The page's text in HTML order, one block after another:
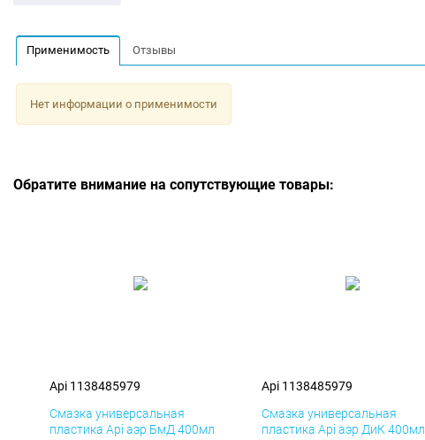
Применимость Отзывы
Нет информации о применимости
Обратите внимание на сопутствующие товары:
Api 1138485979
Смазка универсальная
пластика Api аэр БмД 400мл
Api 1138485979
Смазка универсальная
пластика Api аэр ДиК 400мл